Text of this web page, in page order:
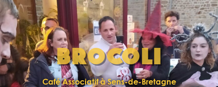
BROCOLI
Café Associatif à Sens-de-Bretagne